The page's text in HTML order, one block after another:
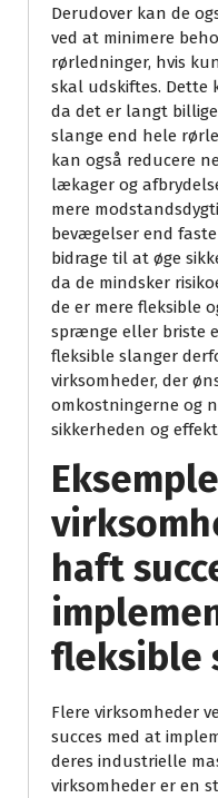
Derudover kan de
ved at minimere
rørledninger, hvis
skal udskiftes. Dette
da det er langt
slange end hele
kan også reducere
lækager og
mere
bevægelser end
bidrage til at øge
da de mindsker
de er mere fleksible
sprænge eller briste
fleksible slanger
virksomheder, der
omkostningerne og
sikkerheden og
haft
fleksible
Flere virksomheder
succes med at
deres industrielle
virksomheder er en